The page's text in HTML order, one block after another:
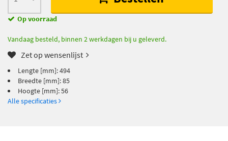
Op voorraad
Vandaag besteld, binnen 2 werkdagen bij u geleverd.
Zet op wensenlijst
Lengte [mm]: 494
Breedte [mm]: 85
Hoogte [mm]: 56
Alle specificaties